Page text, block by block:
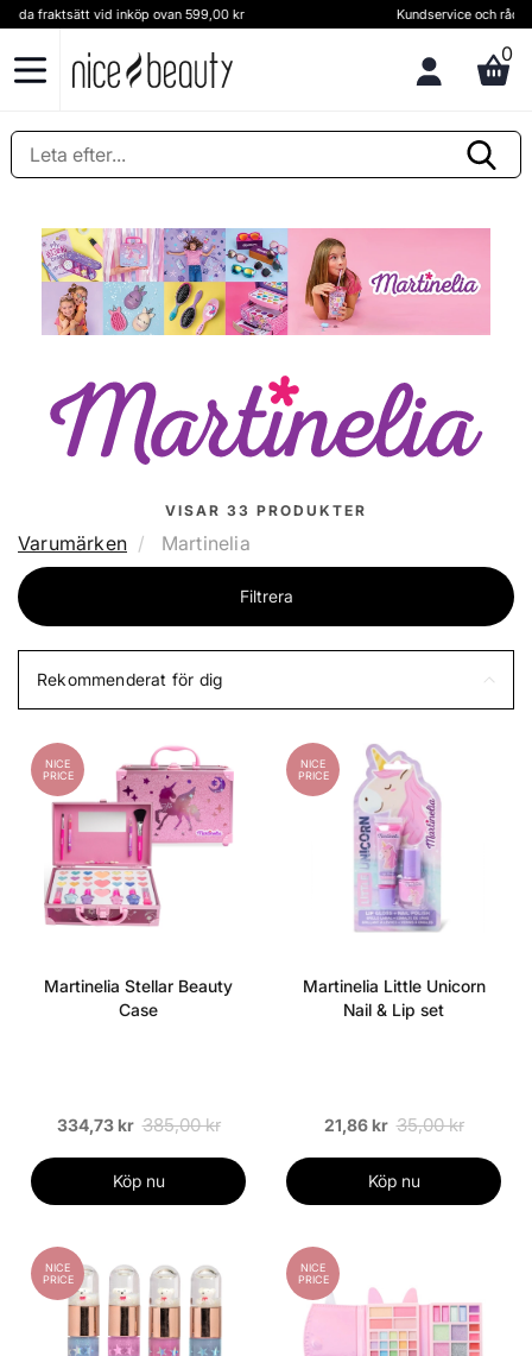
Kundservice och rådgivning Ring oss på (+46) 8 124 102 30
0
VISAR 33 PRODUKTER
Varumärken Martinelia
Filtrera
Rekommenderat för dig
NICE
PRICE
Martinelia Stellar Beauty
Case
334,73 kr 385,00 kr
Köp nu
NICE
PRICE
Martinelia Little Unicorn
Nail & Lip set
21,86 kr 35,00 kr
Köp nu
NICE
PRICE
NICE
PRICE